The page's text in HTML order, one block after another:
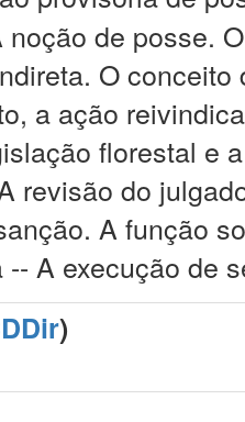
de posse.
O
a ação
florestal e
revisão do
A função
A execução de
)